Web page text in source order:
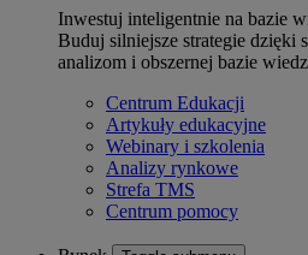
Inwestuj inteligentnie na bazie
Buduj silniejsze strategie dzięki
analizom i obszernej bazie
Centrum Edukacji
Artykuły edukacyjne
Webinary i szkolenia
Analizy rynkowe
Strefa TMS
Centrum pomocy